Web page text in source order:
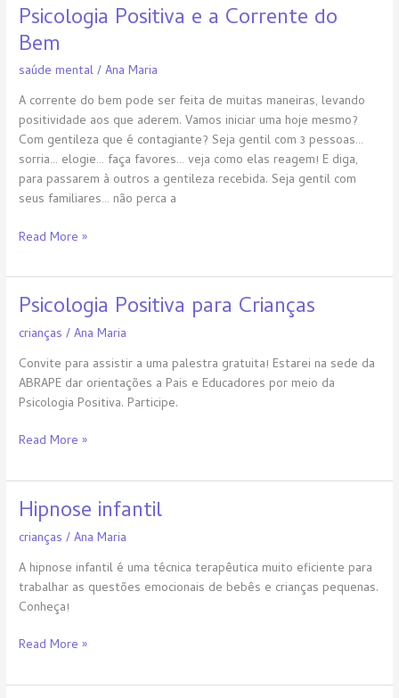
Psicologia Positiva e a Corrente do
Bem
saúde mental/Ana Maria
A corrente do bem pode ser feita de muitas maneiras, levando
positividade aos que aderem. Vamos iniciar uma hoje mesmo?
Com gentileza que é contagiante? Seja gentil com 3 pessoas…
sorria… elogie… faça favores… veja como elas reagem! E diga,
para passarem à outros a gentileza recebida. Seja gentil com
seus familiares… não perca a
Psicologia
Positiva
e
a
Corrente
Bem
Read More »
Psicologia Positiva para Crianças
crianças /Ana Maria
Convite para assistir a uma palestra gratuita! Estarei na sede da
ABRAPE dar orientações a Pais e Educadores por meio da
Psicologia Positiva. Participe.
Psicologia
Positiva
para
Crianças
Read More »
Hipnose infantil
crianças /Ana Maria
A hipnose infantil é uma técnica terapêutica muito eficiente para
trabalhar as questões emocionais de bebês e crianças pequenas.
Conheça!
Hipnose
infantil
Read More »